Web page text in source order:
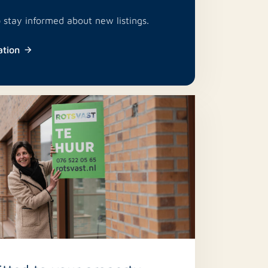
stay informed about new listings.